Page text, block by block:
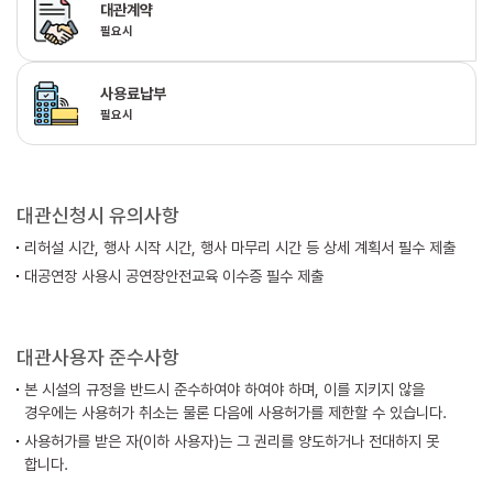
대관계약
필요시
사용료납부
필요시
대관신청시 유의사항
리허설 시간, 행사 시작 시간, 행사 마무리 시간 등 상세 계획서 필수 제출
대공연장 사용시 공연장안전교육 이수증 필수 제출
대관사용자 준수사항
본 시설의 규정을 반드시 준수하여야 하여야 하며, 이를 지키지 않을
경우에는 사용허가 취소는 물론 다음에 사용허가를 제한할 수 있습니다.
사용허가를 받은 자(이하 사용자)는 그 권리를 양도하거나 전대하지 못
합니다.